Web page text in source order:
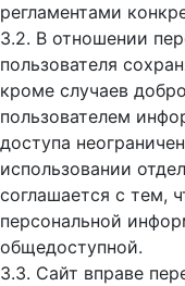
регламентами
3.2. В отношении
пользователя
кроме случаев
пользователем
доступа
использовании
соглашается с тем,
персональной
общедоступной.
3.3. Сайт вправе